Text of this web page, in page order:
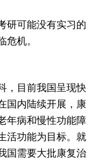
可能没有实习的
危机。
目前我国呈现快
国内陆续开展，康
年病和慢性功能障
活功能为目标。就
国需要大批康复治